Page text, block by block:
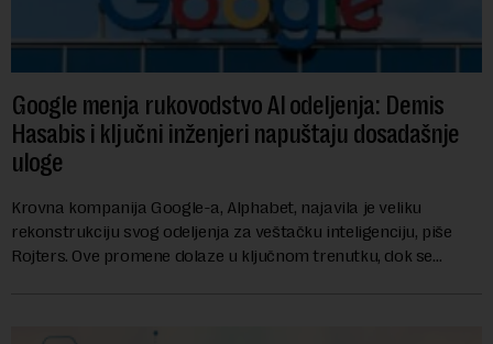
Google menja rukovodstvo AI odeljenja: Demis
Hasabis i ključni inženjeri napuštaju dosadašnje
uloge
Krovna kompanija Google-a, Alphabet, najavila je veliku
rekonstrukciju svog odeljenja za veštačku inteligenciju, piše
Rojters. Ove promene dolaze u ključnom trenutku, dok se